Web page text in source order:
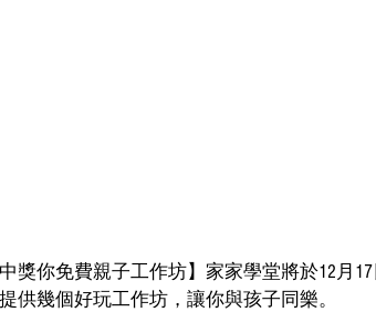
中獎你免費親子工作坊】家家學堂將於12月
供幾個好玩工作坊，讓你與孩子同樂。